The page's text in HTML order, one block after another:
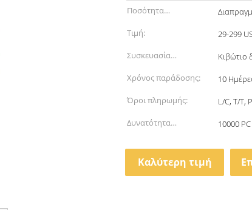
Ποσότητα
παραγγελίας min:
Τιμή:
29-299
Συσκευασία
λεπτομέρειες:
Κιβώτιο
Χρόνος παράδοσης:
10
Όροι πληρωμής:
L/C, T/T,
Δυνατότητα
10000
Καλύτερη τιμή